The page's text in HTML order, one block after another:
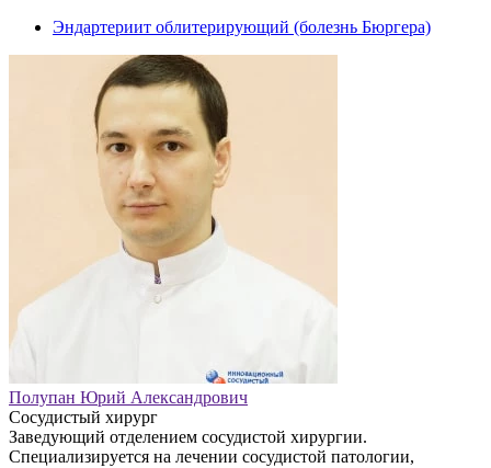
Эндартериит облитерирующий (болезнь Бюргера)
Полупан Юрий Александрович
Сосудистый хирург
Заведующий отделением сосудистой хирургии.
Специализируется на лечении сосудистой патологии,